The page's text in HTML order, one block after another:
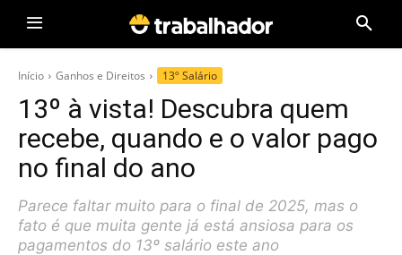
Início Ganhos e Direitos 13º Salário
13º à vista! Descubra quem
recebe, quando e o valor pago
no final do ano
Parece faltar muito para o final de 2025, mas o
fato é que muita gente já está ansiosa para os
pagamentos do 13º salário este ano